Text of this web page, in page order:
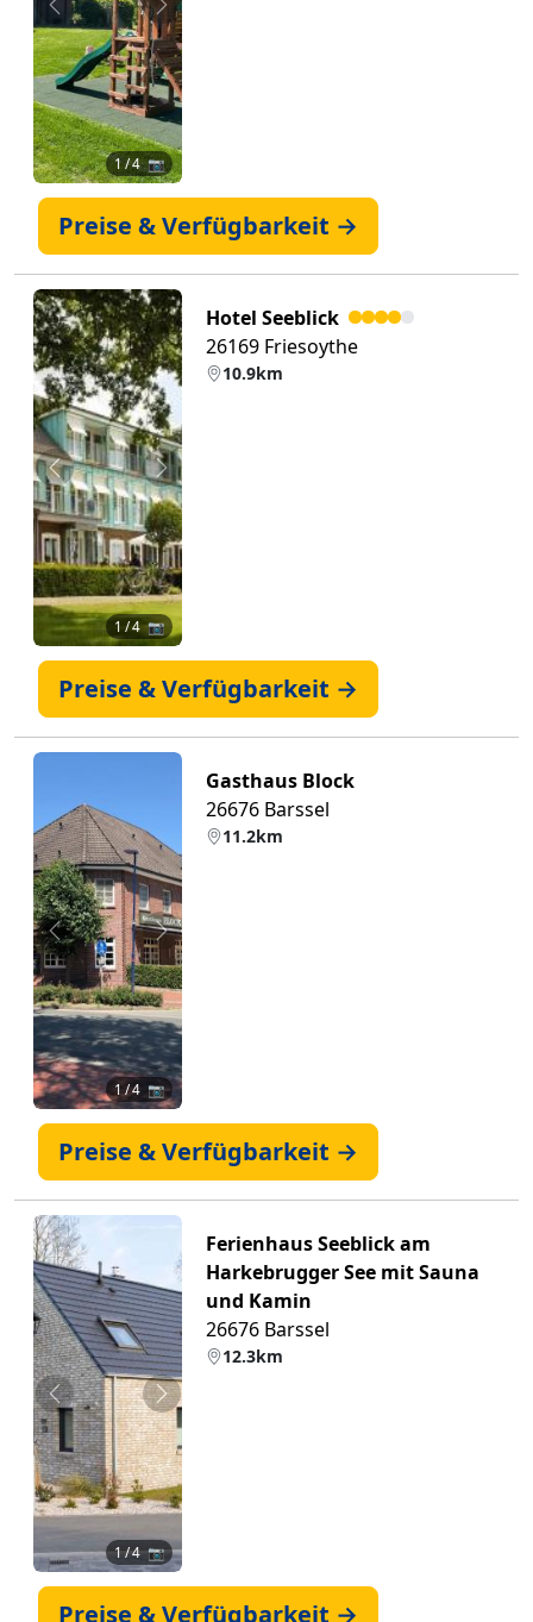
Zurück Weiter
1/ 4 📷
Preise & Verfügbarkeit →
Zurück Weiter
1 / 4 📷
Hotel Seeblick
26169 Friesoythe
10.9km
Preise & Verfügbarkeit →
Zurück Weiter
1/ 4 📷
Gasthaus Block
26676 Barssel
11.2km
Preise & Verfügbarkeit →
Zurück Weiter
1/ 4 📷
Ferienhaus Seeblick am
Harkebrugger See mit Sauna
und Kamin
26676 Barssel
12.3km
Preise & Verfügbarkeit →